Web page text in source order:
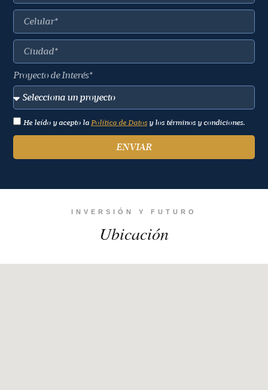
Proyecto de Interés*
He leído y acepto la Política de Datos y los términos y condiciones.
ENVIAR
INVERSIÓN Y FUTURO
Ubicación